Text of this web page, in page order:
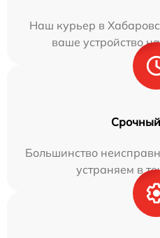
Наш курьер в
ваше устройство
Большинство
устраняем в